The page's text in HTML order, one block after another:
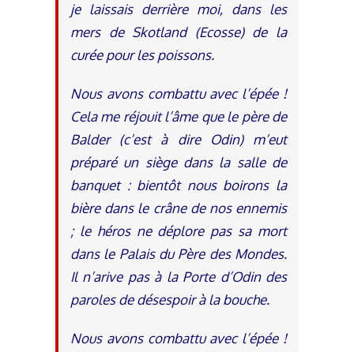
je laissais derrière moi, dans les
mers de Skotland (Ecosse) de la
curée pour les poissons.
Nous avons combattu avec l’épée !
Cela me réjouit l’âme que le père de
Balder (c’est à dire Odin) m’eut
préparé un siège dans la salle de
banquet : bientôt nous boirons la
bière dans le crâne de nos ennemis
; le héros ne déplore pas sa mort
dans le Palais du Père des Mondes.
Il n’arive pas à la Porte d’Odin des
paroles de désespoir à la bouche.
Nous avons combattu avec l’épée !